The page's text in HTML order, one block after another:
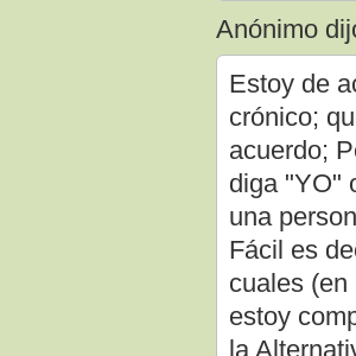
Anónimo
Estoy de
crónico;
acuerdo;
diga "YO"
una
Fácil es
cuales
estoy
la